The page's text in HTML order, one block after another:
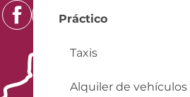
Práctico
Taxis
Alquiler de vehículos